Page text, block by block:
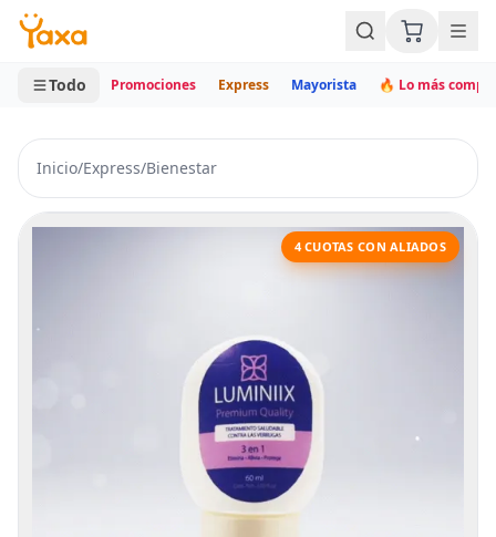
MINI CARRITO
0 productos
Todo Promociones Express Mayorista 🔥 Lo más
Inicio/Express/Bienestar
4 CUOTAS CON ALIADOS